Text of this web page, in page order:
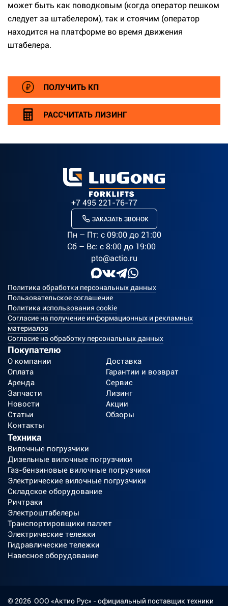
может быть как поводковым (когда оператор пешком
следует за штабелером), так и стоячим (оператор
находится на платформе во время движения
штабелера.
ПОЛУЧИТЬ КП
РАССЧИТАТЬ ЛИЗИНГ
+7 495 221-76-77
ЗАКАЗАТЬ ЗВОНОК
Пн – Пт: c 09:00 до 21:00
Сб – Вс: с 8:00 до 19:00
pto@actio.ru
Политика обработки персональных данных
Пользовательское соглашение
Политика использования cookie
Согласие на получение информационных и рекламных
материалов
Согласие на обработку персональных данных
Покупателю
О компании
Доставка
Оплата
Гарантии и возврат
Аренда
Сервис
Запчасти
Лизинг
Новости
Акции
Статьи
Обзоры
Контакты
Техника
Вилочные погрузчики
Дизельные вилочные погрузчики
Газ-бензиновые вилочные погрузчики
Электрические вилочные погрузчики
Складское оборудование
Ричтраки
Электроштабелеры
Транспортировщики паллет
Электрические тележки
Гидравлические тележки
Навесное оборудование
© 2026 ООО «Актио Рус» - официальный поставщик техники